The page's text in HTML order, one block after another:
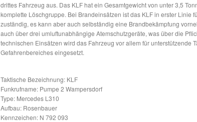
drittes Fahrzeug aus. Das KLF hat ein Gesamtgewicht von unter 3,5
komplette Löschgruppe. Bei Brandeinsätzen ist das KLF in erster Linie
zuständig, es kann aber auch selbständig eine Brandbekämpfung
auch über drei umluftunabhängige Atemschutzgeräte, was über die
technischen Einsätzen wird das Fahrzeug vor allem für unterstützende
Gefahrenbereiches eingesetzt.
Taktische Bezeichnung: KLF
Funkrufname: Pumpe 2 Wampersdorf
Type: Mercedes L310
Aufbau: Rosenbauer
Kennzeichen: N 792 093